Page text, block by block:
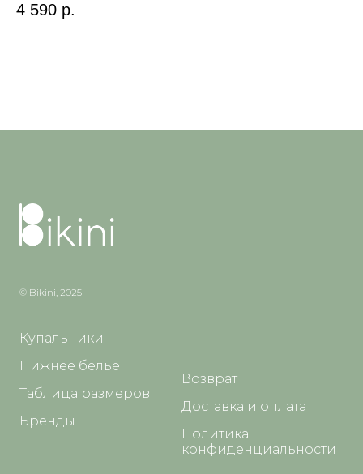
4 590 р.
© Bikini, 2025
Купальники
Нижнее белье
Таблица размеров
Бренды
Возврат
Доставка и оплата
Политика
конфиденциальности